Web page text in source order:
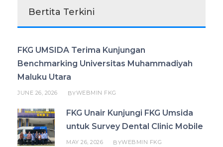
Bertita Terkini
FKG UMSIDA Terima Kunjungan
Benchmarking Universitas Muhammadiyah
Maluku Utara
JUNE 26, 2026 BYWEBMIN FKG
FKG Unair Kunjungi FKG Umsida
untuk Survey Dental Clinic Mobile
MAY 26, 2026 BYWEBMIN FKG